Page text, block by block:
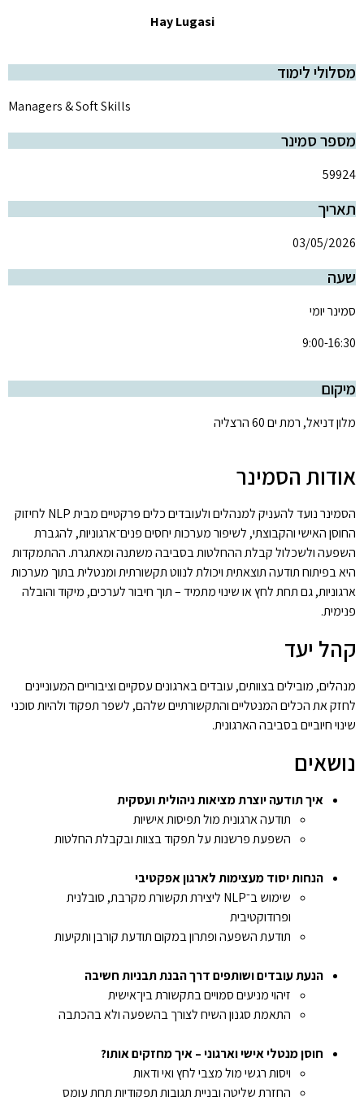
Hay Lugasi
מסלולי לימוד
Managers & Soft Skills
מספר סמינר
59924
תאריך
03/05/2026
שעה
סמינר יומי
9:00-16:30
מיקום
מלון דניאל, רמת ים 60 הרצליה
אודות הסמינר
הסמינר נועד להעניק למנהלים ולעובדים כלים פרקטיים מבית NLP לחיזוק
החוסן האישי והקבוצתי, לשיפור מערכות יחסים פנים־ארגוניות, להגברת
השפעה ולשכלול קבלת ההחלטות בסביבה משתנה ומאתגרת. ההתמקדות
היא בפיתוח תודעה תוצאתית ויכולת לנווט תקשורתית ומנטלית בתוך מערכות
ארגוניות, גם תחת לחץ או שינוי מתמיד – תוך חיבור לערכים, מיקוד והובלה
פנימית.
קהל יעד
מנהלים, מובילים בצוותים, עובדים בארגונים עסקיים וציבוריים המעוניינים
לחזק את הכלים המנטליים והתקשורתיים שלהם, לשפר תפקוד ולהיות סוכני
שינוי חיוביים בסביבה הארגונית.
נושאים
איךתודעהיוצרתמציאותניהוליתועסקית
תודעה ארגונית מול תפיסות אישיות
השפעת פרשנות על תפקוד בצוות ובקבלת החלטות
הנחותיסודמעצימותלארגוןאפקטיבי
שימוש ב־NLP ליצירת תקשורת מקרבת, סובלנית
ופרודוקטיבית
תודעת השפעה ופתרון במקום תודעת קורבן ותקיעות
הנעתעובדיםושותפיםדרךהבנתתבניותחשיבה
זיהוי מניעים סמויים בתקשורת בין־אישית
התאמת סגנון השיח לצורך בהשפעה ולא בהכתבה
חוסןמנטליאישיוארגוני – איךמחזקיםאותו?
ויסות רגשי מול מצבי לחץ ואי ודאות
החזרת שליטה ובניית תגובות תפקודיות תחת עומס